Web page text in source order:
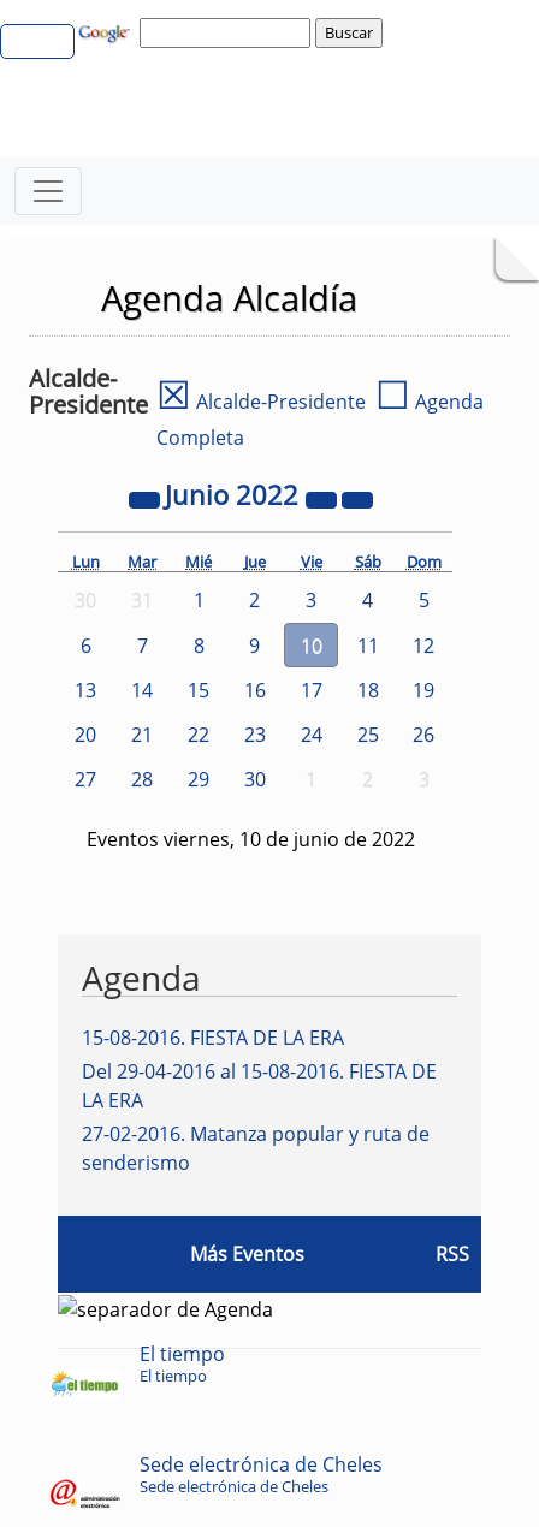
Agenda Alcaldía
Alcalde-
Presidente ☒ Alcalde-Presidente ☐ Agenda
Completa
Junio 2022
Lun Mar Mié Jue Vie Sáb Dom
30 31 1 2 3 4
5
6
7 8 9 10 11
12
13
14 15 16 17 18
19
20
21 22 23 24 25
26
27
28 29 30 1 2 3
Eventos viernes, 10 de junio de 2022
Agenda
15-08-2016. FIESTA DE LA ERA
Del 29-04-2016 al 15-08-2016. FIESTA DE
LA ERA
27-02-2016. Matanza popular y ruta de
senderismo
Más Eventos RSS
El tiempo
El tiempo
Sede electrónica de Cheles
Sede electrónica de Cheles